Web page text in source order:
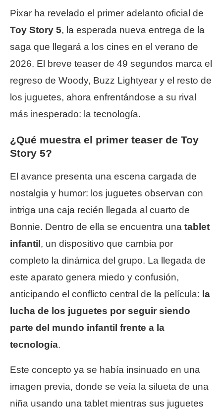
Pixar ha revelado el primer adelanto oficial de
Toy Story 5, la esperada nueva entrega de la
saga que llegará a los cines en el verano de
2026. El breve teaser de 49 segundos marca el
regreso de Woody, Buzz Lightyear y el resto de
los juguetes, ahora enfrentándose a su rival
más inesperado: la tecnología.
¿Qué muestra el primer teaser de Toy
Story 5?
El avance presenta una escena cargada de
nostalgia y humor: los juguetes observan con
intriga una caja recién llegada al cuarto de
Bonnie. Dentro de ella se encuentra una tablet
infantil, un dispositivo que cambia por
completo la dinámica del grupo. La llegada de
este aparato genera miedo y confusión,
anticipando el conflicto central de la película: la
lucha de los juguetes por seguir siendo
parte del mundo infantil frente a la
tecnología.
Este concepto ya se había insinuado en una
imagen previa, donde se veía la silueta de una
niña usando una tablet mientras sus juguetes